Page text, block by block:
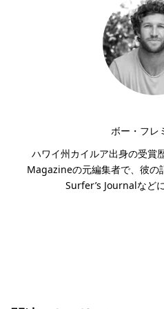
ボー・フレ
ハワイ州カイルア出身の受賞
Magazineの元編集者で、彼の
Surfer’s Journalなど